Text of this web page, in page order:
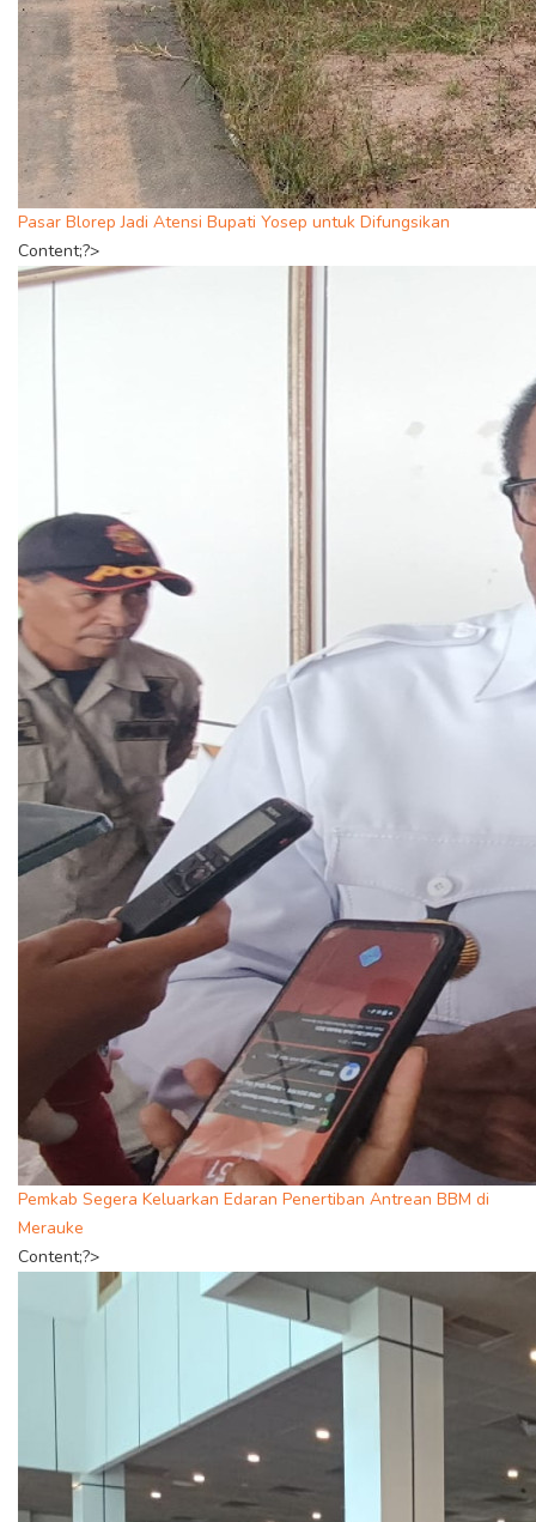
Pasar Blorep Jadi Atensi Bupati Yosep untuk Difungsikan
Content;?>
Pemkab Segera Keluarkan Edaran Penertiban Antrean BBM di
Merauke
Content;?>